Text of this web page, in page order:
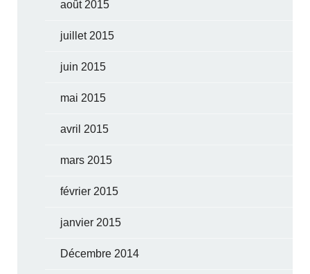
août 2015
juillet 2015
juin 2015
mai 2015
avril 2015
mars 2015
février 2015
janvier 2015
Décembre 2014